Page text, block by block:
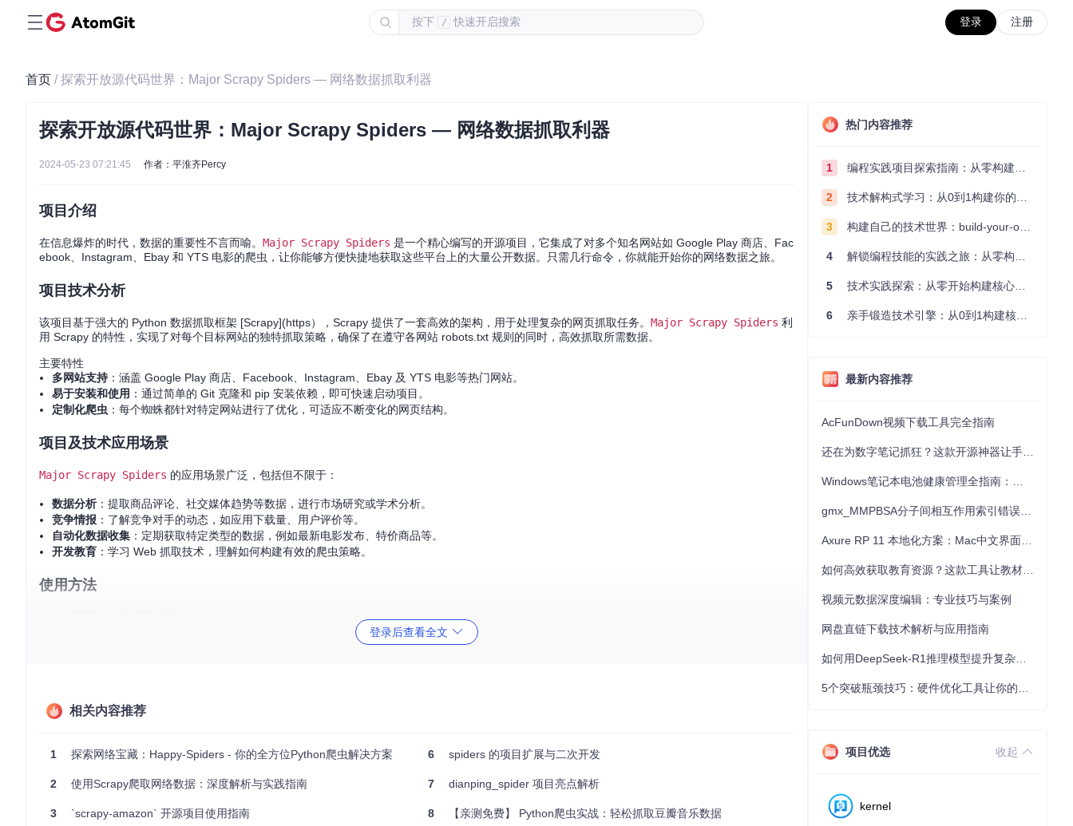
按下 / 快速开启搜索 登录 注册
首页 / 探索开放源代码世界：Major Scrapy Spiders — 网络数据抓取利器
探索开放源代码世界：Major Scrapy Spiders — 网络数据抓取利器
2024-05-23 07:21:45 作者：平淮齐Percy
项目介绍
在信息爆炸的时代，数据的重要性不言而喻。 Major Scrapy Spiders 是一个精心编写的开源项目，它集成了对多个知名网站如 Google Play 商店、Fac
ebook、Instagram、Ebay 和 YTS 电影的爬虫，让你能够方便快捷地获取这些平台上的大量公开数据。只需几行命令，你就能开始你的网络数据之旅。
项目技术分析
该项目基于强大的 Python 数据抓取框架 [Scrapy](https），Scrapy 提供了一套高效的架构，用于处理复杂的网页抓取任务。 Major Scrapy Spiders 利
用 Scrapy 的特性，实现了对每个目标网站的独特抓取策略，确保了在遵守各网站 robots.txt 规则的同时，高效抓取所需数据。
主要特性
多网站支持 ：涵盖 Google Play 商店、Facebook、Instagram、Ebay 及 YTS 电影等热门网站。
易于安装和使用 ：通过简单的 Git 克隆和 pip 安装依赖，即可快速启动项目。
定制化爬虫 ：每个蜘蛛都针对特定网站进行了优化，可适应不断变化的网页结构。
项目及技术应用场景
Major Scrapy Spiders 的应用场景广泛，包括但不限于：
数据分析：提取商品评论、社交媒体趋势等数据，进行市场研究或学术分析。
竞争情报 ：了解竞争对手的动态，如应用下载量、用户评价等。
自动化数据收集 ：定期获取特定类型的数据，例如最新电影发布、特价商品等。
开发教育 ：学习 Web 抓取技术，理解如何构建有效的爬虫策略。
使用方法
进入项目目录并安装所需依赖：
cd mss
使用 Scrapy 启动指定的爬虫：
登录后查看全文
相关内容推荐
1 探索网络宝藏：Happy-Spiders - 你的全方位Python爬虫解决方案
2 使用Scrapy爬取网络数据：深度解析与实践指南
3 `scrapy-amazon` 开源项目使用指南
6 spiders 的项目扩展与二次开发
7 dianping_spider 项目亮点解析
8 【亲测免费】 Python爬虫实战：轻松抓取豆瓣音乐数据
热门内容推荐
1 编程实践项目探索指南：从零构建技术能力体系
2 技术解构式学习：从0到1构建你的编程知识体系
3 构建自己的技术世界：build-your-own-x项目的实践探索指南
4 解锁编程技能的实践之旅：从零构建你的技术世界
5 技术实践探索：从零开始构建核心系统的实践指南
6 亲手锻造技术引擎：从0到1构建核心系统的实践指南
最新内容推荐
AcFunDown视频下载工具完全指南
视频元数据深度编辑：专业技巧与案例
网盘直链下载技术解析与应用指南
项目优选 收起
kernel